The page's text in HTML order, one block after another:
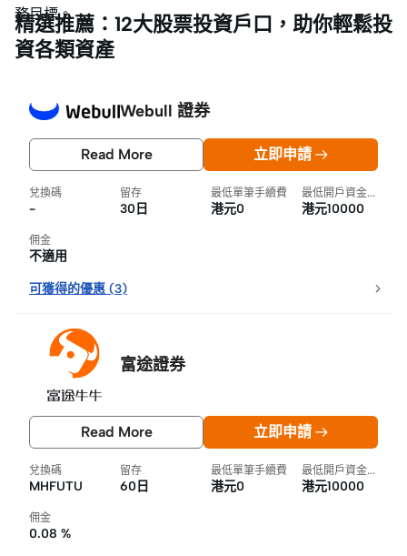
務目標。
精選推薦：12大股票投資戶口，助你輕鬆投
資各類資產
Webull 證券
Read More 立即申請
兌換碼
-
留存
30日
最低單筆手續費
港元0
最低開戶資金要求
港元10000
佣金
不適用
可獲得的優惠 (3)
富途證券
Read More 立即申請
兌換碼
MHFUTU
留存
60日
最低單筆手續費
港元0
最低開戶資金要求
港元10000
佣金
0.08 %